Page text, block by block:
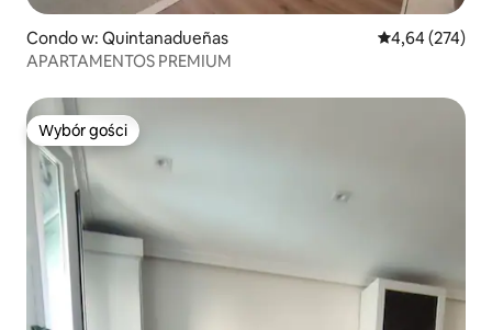
Condo w: Quintanadueñas Średnia
4,64 (274)
APARTAMENTOS PREMIUM
Wybór gości
Wybór gości